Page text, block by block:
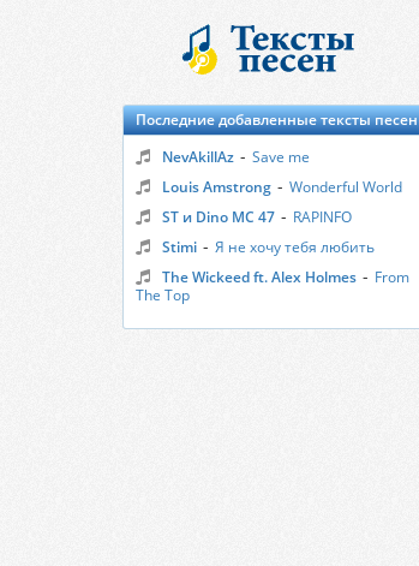
Последние добавленные тексты песен
NevAkillAz - Save me
Louis Amstrong - Wonderful World
ST и Dino MC 47 - RAPINFO
Stimi - Я не хочу тебя любить
The Wickeed ft. Alex Holmes - From
The Top